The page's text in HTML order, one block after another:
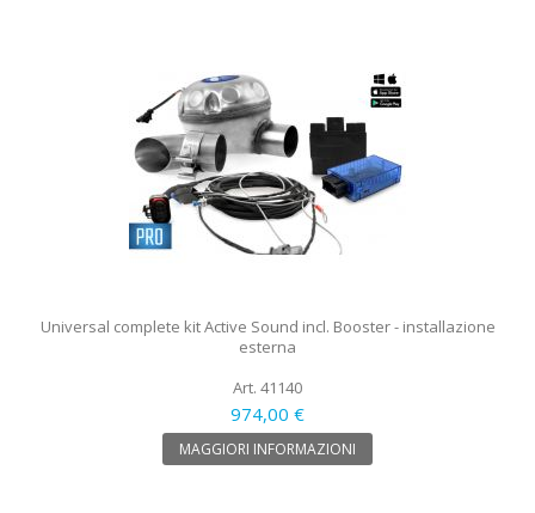
Universal complete kit Active Sound incl. Booster - installazione
esterna
Art. 41140
974,00 €
MAGGIORI INFORMAZIONI